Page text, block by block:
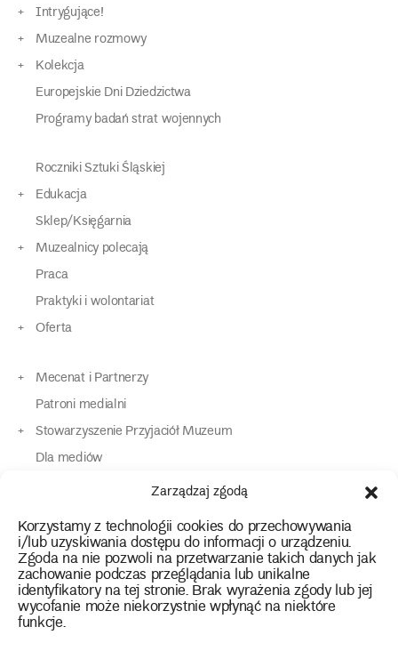
Zarządzaj zgodą
Korzystamy z technologii cookies do przechowywania
i/lub uzyskiwania dostępu do informacji o urządzeniu.
Zgoda na nie pozwoli na przetwarzanie takich danych jak
zachowanie podczas przeglądania lub unikalne
identyfikatory na tej stronie. Brak wyrażenia zgody lub jej
wycofanie może niekorzystnie wpłynąć na niektóre
funkcje.
Intrygujące!
Muzealne rozmowy
Kolekcja
Europejskie Dni Dziedzictwa
Programy badań strat wojennych
Roczniki Sztuki Śląskiej
Edukacja
Sklep/Księgarnia
Muzealnicy polecają
Praca
Praktyki i wolontariat
Oferta
Mecenat i Partnerzy
Patroni medialni
Stowarzyszenie Przyjaciół Muzeum
Dla mediów
Dla osób o specjalnych potrzebach
Kontakt
instagram
twitterfacebookyoutube
tiktok
Polityka prywatności